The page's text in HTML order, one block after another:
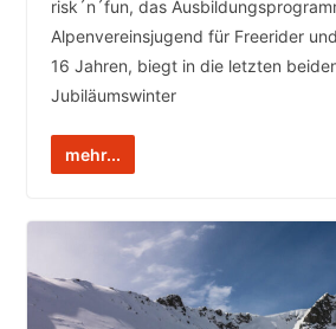
risk´n´fun, das
Alpenvereinsjugend für Freerider
16 Jahren, biegt in die letzten
Jubiläumswinter
mehr...